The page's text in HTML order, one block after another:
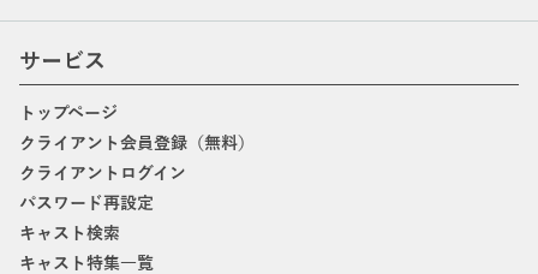
サービス
トップページ
クライアント会員登録（無料）
クライアントログイン
パスワード再設定
キャスト検索
キャスト特集一覧